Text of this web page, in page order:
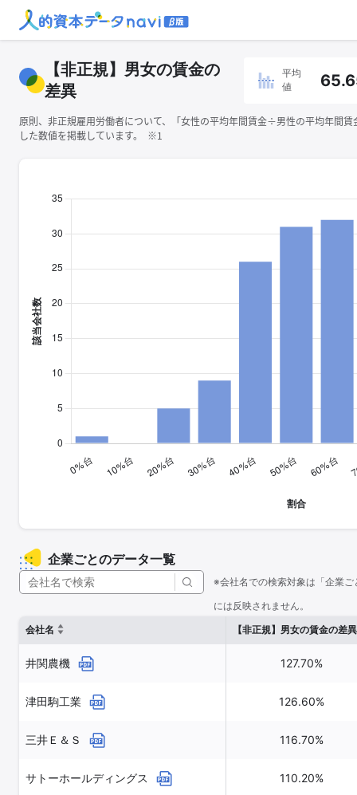
【非正規】男女の賃金の
差異
平均
値
原則、非正規雇用労働者について、「女性の平均年間賃金÷男性の平均年間
した数値を掲載しています。 ※1
企業ごとのデータ一覧
※会社名での検索対象は「企業
には反映されません。
会社名
【非正規】男女の賃金の差異
井関農機 127.70%
津田駒工業 126.60%
三井Ｅ＆Ｓ 116.70%
サトーホールディングス 110.20%